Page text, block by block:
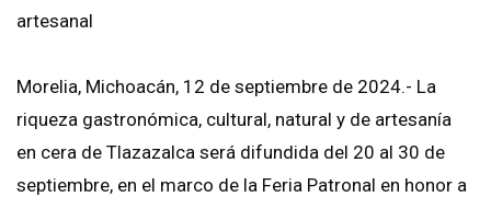
artesanal
Morelia, Michoacán, 12 de septiembre de 2024.- La
riqueza gastronómica, cultural, natural y de artesanía
en cera de Tlazazalca será difundida del 20 al 30 de
septiembre, en el marco de la Feria Patronal en honor a